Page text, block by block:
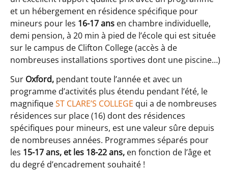
et un hébergement en résidence spécifique pour
mineurs pour les 16-17 ans en chambre individuelle,
demi pension, à 20 min à pied de l’école qui est située
sur le campus de Clifton College (accès à de
nombreuses installations sportives dont une piscine…)
Sur Oxford, pendant toute l’année et avec un
programme d’activités plus étendu pendant l’été, le
magnifiqueST CLARE’S COLLEGE qui a de nombreuses
résidences sur place (16) dont des résidences
spécifiques pour mineurs, est une valeur sûre depuis
de nombreuses années. Programmes séparés pour
les 15-17 ans, et les 18-22 ans, en fonction de l’âge et
du degré d’encadrement souhaité !